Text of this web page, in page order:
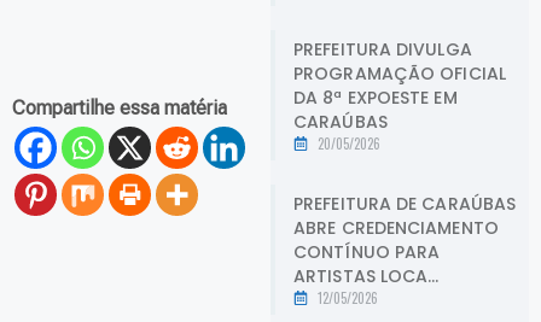
Compartilhe essa matéria
PREFEITURA DIVULGA
PROGRAMAÇÃO OFICIAL
DA 8ª EXPOESTE EM
CARAÚBAS
20/05/2026
PREFEITURA DE CARAÚBAS
ABRE CREDENCIAMENTO
CONTÍNUO PARA
ARTISTAS LOCA...
12/05/2026